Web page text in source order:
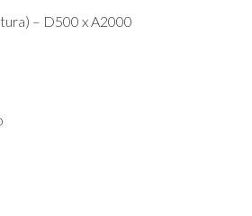
– D500 x A2000